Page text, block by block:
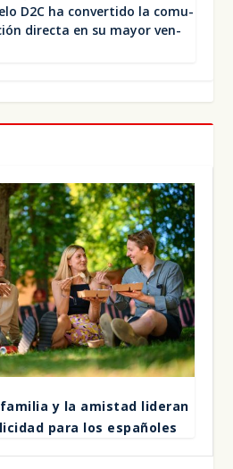
D2C ha con­ver­ti­do la comu­
direc­ta en su mayor ven­
y la amis­tad lide­ran
para los espa­ño­les